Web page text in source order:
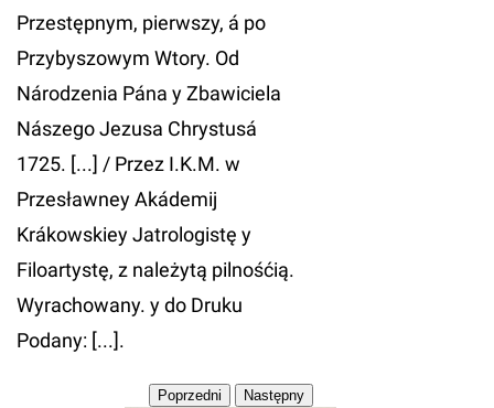
Przestępnym, pierwszy, á po
Przybyszowym Wtory. Od
Národzenia Pána y Zbawiciela
Nászego Jezusa Chrystusá
1725. [...] / Przez I.K.M. w
Przesławney Akádemij
Krákowskiey Jatrologistę y
Filoartystę, z należytą pilnośćią.
Wyrachowany. y do Druku
Podany: [...].